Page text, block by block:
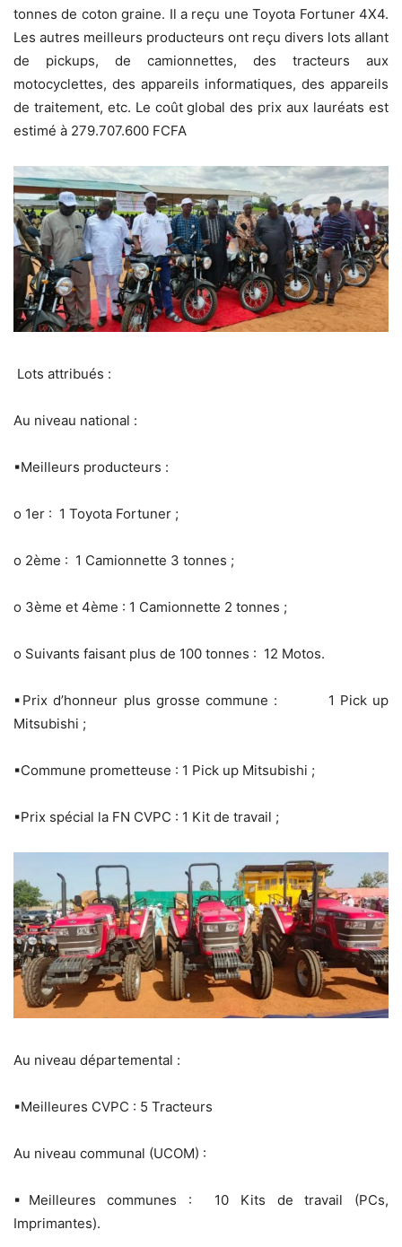
tonnes de coton graine. Il a reçu une Toyota Fortuner 4X4.
Les autres meilleurs producteurs ont reçu divers lots allant
de pickups, de camionnettes, des tracteurs aux
motocyclettes, des appareils informatiques, des appareils
de traitement, etc. Le coût global des prix aux lauréats est
estimé à 279.707.600 FCFA
Lots attribués :
Au niveau national :
▪Meilleurs producteurs :
o 1er : 1 Toyota Fortuner ;
o 2ème : 1 Camionnette 3 tonnes ;
o 3ème et 4ème : 1 Camionnette 2 tonnes ;
o Suivants faisant plus de 100 tonnes : 12 Motos.
▪Prix d’honneur plus grosse commune : 1 Pick up
Mitsubishi ;
▪Commune prometteuse : 1 Pick up Mitsubishi ;
▪Prix spécial la FN CVPC : 1 Kit de travail ;
Au niveau départemental :
▪Meilleures CVPC : 5 Tracteurs
Au niveau communal (UCOM) :
▪Meilleures communes : 10 Kits de travail (PCs,
Imprimantes).